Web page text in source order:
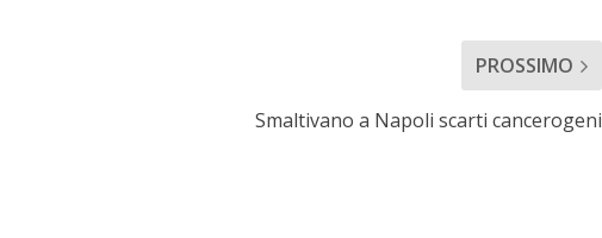
PROSSIMO
Smaltivano a Napoli scarti cancerogeni